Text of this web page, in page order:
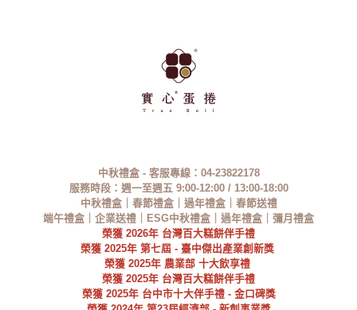
中秋禮盒 - 客服專線： 04-23822178
服務時段： 週一至週五 9:00-12:00 / 13:00-18:00
中秋禮盒｜春節禮盒｜過年禮盒｜春節送禮
端午禮盒｜企業送禮｜ESG中秋禮盒｜ 過年禮盒 ｜彌月禮盒
榮獲 2026年 台灣百大糕餅伴手禮
榮獲 2025年 第七屆 - 臺中傑出產業創新獎
榮獲 2025年 農業部 十大飲享禮
榮獲 2025年 台灣百大糕餅伴手禮
榮獲 2025年 台中市十大伴手禮 - 金口碑獎